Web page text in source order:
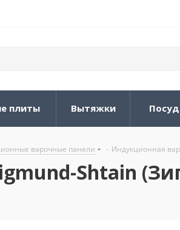
плиты Вытяжки
варочные панели - Индукционная
Shtain